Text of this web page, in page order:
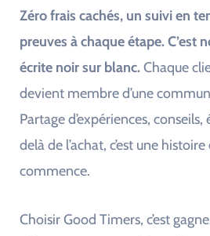
Zéro frais cachés, un suivi en
preuves à chaque étape. C’est
écrite noir sur blanc.Chaque
devient membre d’une
Partage d’expériences,
delà de l’achat, c’est une
commence.
Choisir Good Timers, c’est